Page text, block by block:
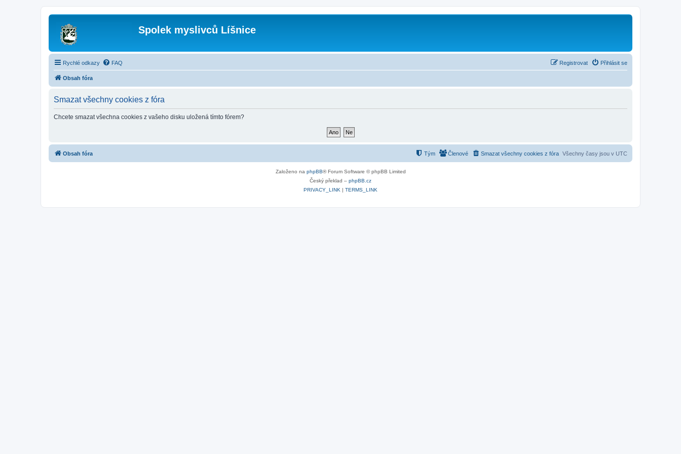
Spolek myslivců Líšnice
Rychlé odkazy FAQ Přihlásit se
Registrovat
Obsah fóra
Smazat všechny cookies z fóra
Chcete smazat všechna cookies z vašeho disku uložená tímto fórem?
Obsah fóra Všechny časy jsou v UTC
Smazat všechny cookies z fóra
Členové
Tým
Založeno na phpBB® Forum Software © phpBB Limited
Český překlad – phpBB.cz
PRIVACY_LINK | TERMS_LINK